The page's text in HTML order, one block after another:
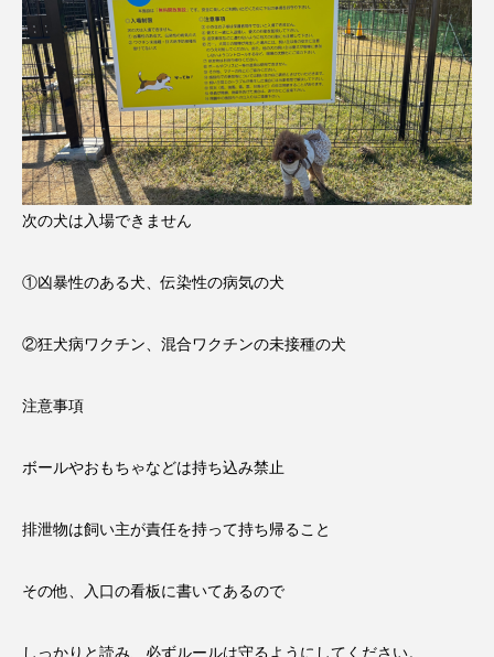
次の犬は入場できません
①凶暴性のある犬、伝染性の病気の犬
②狂犬病ワクチン、混合ワクチンの未接種の犬
注意事項
ボールやおもちゃなどは持ち込み禁止
排泄物は飼い主が責任を持って持ち帰ること
その他、入口の看板に書いてあるので
しっかりと読み、必ずルールは守るようにしてください。